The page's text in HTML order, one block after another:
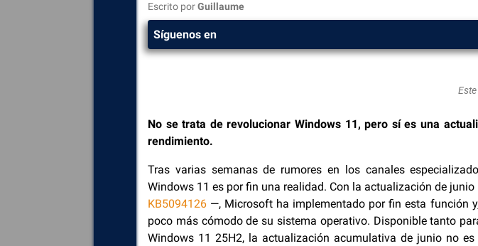
Escrito porGuillaume
Síguenos en
No se trata de revolucionar Windows 11, pero sí es una
rendimiento.
Tras varias semanas de rumores en los canales
Windows 11 es por fin una realidad. Con la actualización de junio
KB5094126 —, Microsoft ha implementado por fin esta función
poco más cómodo de su sistema operativo. Disponible tanto
Windows 11 25H2, la actualización acumulativa de junio no es